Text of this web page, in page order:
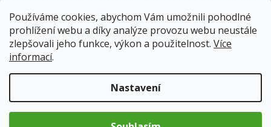
Používáme cookies, abychom Vám umožnili pohodlné
prohlížení webu a díky analýze provozu webu neustále
zlepšovali jeho funkce, výkon a použitelnost. Více
informací.
Nastavení
Skladem(13 ks) 13.8.2026
63 Kč
Měrná
cena: